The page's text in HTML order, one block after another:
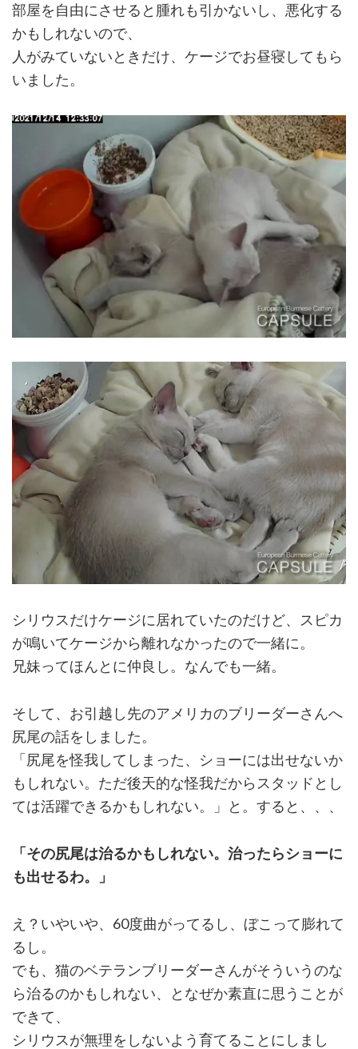
部屋を自由にさせると腫れも引かないし、悪化する
かもしれないので、
人がみていないときだけ、ケージでお昼寝してもら
いました。
シリウスだけケージに居れていたのだけど、スピカ
が鳴いてケージから離れなかったので一緒に。
兄妹ってほんとに仲良し。なんでも一緒。
そして、お引越し先のアメリカのブリーダーさんへ
尻尾の話をしました。
「尻尾を怪我してしまった、ショーには出せないか
もしれない。ただ後天的な怪我だからスタッドとし
ては活躍できるかもしれない。」と。すると、、、
「その尻尾は治るかもしれない。治ったらショーに
も出せるわ。」
え？いやいや、60度曲がってるし、ぼこって膨れて
るし。
でも、猫のベテランブリーダーさんがそういうのな
ら治るのかもしれない、となぜか素直に思うことが
できて、
シリウスが無理をしないよう育てることにしまし